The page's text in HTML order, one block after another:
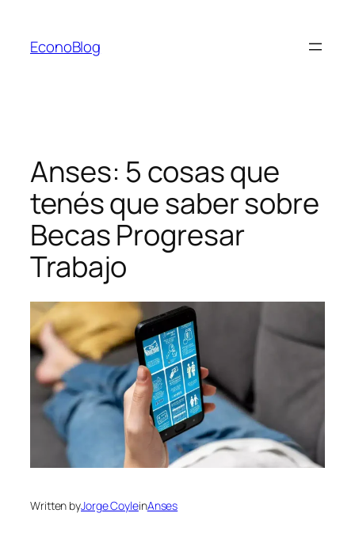
contenido
EconoBlog
Anses: 5 cosas que
tenés que saber sobre
Becas Progresar
Trabajo
Written byJorge CoyleinAnses